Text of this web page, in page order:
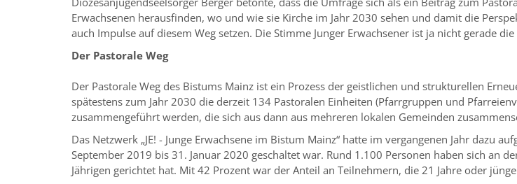
Erwachsenen herausfinden, wo und wie sie Kirche im Jahr 2030 sehen und damit die
auch Impulse auf diesem Weg setzen. Die Stimme Junger Erwachsener ist ja nicht gerade
Der Pastorale Weg
Der Pastorale Weg des Bistums Mainz ist ein Prozess der geistlichen und strukturellen
spätestens zum Jahr 2030 die derzeit 134 Pastoralen Einheiten (Pfarrgruppen und
zusammengeführt werden, die sich aus dann aus mehreren lokalen Gemeinden
Das Netzwerk „JE! - Junge Erwachsene im Bistum Mainz“ hatte im vergangenen Jahr dazu
September 2019 bis 31. Januar 2020 geschaltet war. Rund 1.100 Personen haben sich an
Jährigen gerichtet hat. Mit 42 Prozent war der Anteil an Teilnehmern, die 21 Jahre oder